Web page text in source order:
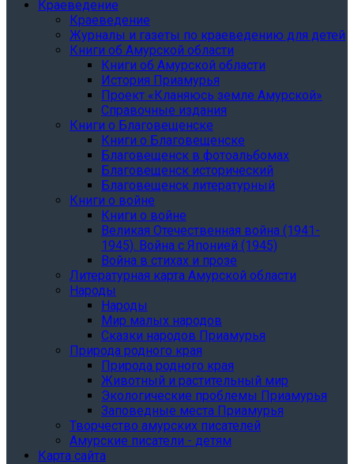
Краеведение
Краеведение
Журналы и газеты по краеведению для детей
Книги об Амурской области
Книги об Амурской области
История Приамурья
Проект «Кланяюсь земле Амурской»
Справочные издания
Книги о Благовещенске
Книги о Благовещенске
Благовещенск в фотоальбомах
Благовещенск исторический
Благовещенск литературный
Книги о войне
Книги о войне
Великая Отечественная война (1941-
1945). Война с Японией (1945)
Война в стихах и прозе
Литературная карта Амурской области
Народы
Народы
Мир малых народов
Сказки народов Приамурья
Природа родного края
Природа родного края
Животный и растительный мир
Экологические проблемы Приамурья
Заповедные места Приамурья
Творчество амурских писателей
Амурские писатели - детям
Карта сайта